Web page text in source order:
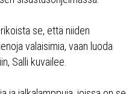
se, että niiden
valaisimia, vaan luoda
Salli kuvailee.